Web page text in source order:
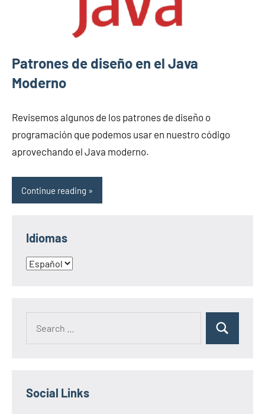
Patrones de diseño en el Java
Moderno
Revisemos algunos de los patrones de diseño o
programación que podemos usar en nuestro código
aprovechando el Java moderno.
Continue reading
Idiomas
Idiomas
Search
Social Links